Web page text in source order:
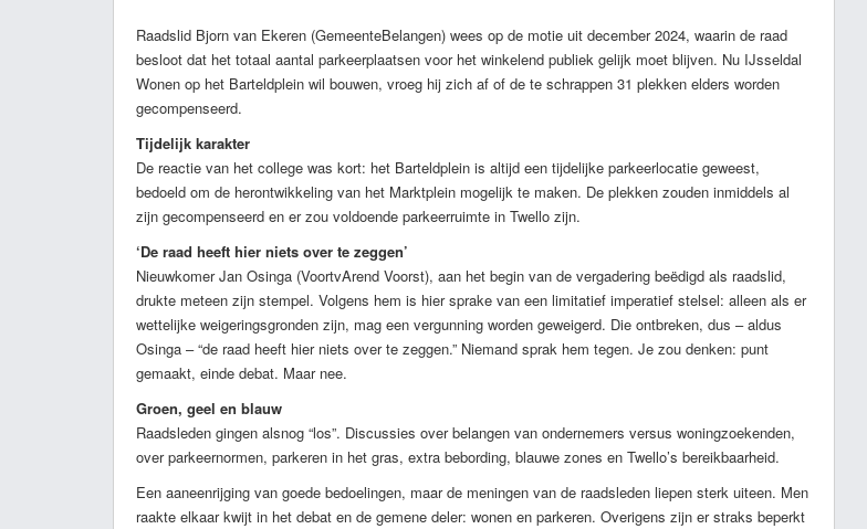
Raadslid Bjorn van Ekeren (GemeenteBelangen) wees op de motie uit december 2024, waarin de raad
besloot dat het totaal aantal parkeerplaatsen voor het winkelend publiek gelijk moet blijven. Nu IJsseldal
Wonen op het Barteldplein wil bouwen, vroeg hij zich af of de te schrappen 31 plekken elders worden
gecompenseerd.
Tijdelijk karakter
De reactie van het college was kort: het Barteldplein is altijd een tijdelijke parkeerlocatie geweest,
bedoeld om de herontwikkeling van het Marktplein mogelijk te maken. De plekken zouden inmiddels al
zijn gecompenseerd en er zou voldoende parkeerruimte in Twello zijn.
‘De raad heeft hier niets over te zeggen’
Nieuwkomer Jan Osinga (VoortvArend Voorst), aan het begin van de vergadering beëdigd als raadslid,
drukte meteen zijn stempel. Volgens hem is hier sprake van een limitatief imperatief stelsel: alleen als er
wettelijke weigeringsgronden zijn, mag een vergunning worden geweigerd. Die ontbreken, dus – aldus
Osinga – “de raad heeft hier niets over te zeggen.” Niemand sprak hem tegen. Je zou denken: punt
gemaakt, einde debat. Maar nee.
Groen, geel en blauw
Raadsleden gingen alsnog “los”. Discussies over belangen van ondernemers versus woningzoekenden,
over parkeernormen, parkeren in het gras, extra bebording, blauwe zones en Twello’s bereikbaarheid.
Een aaneenrijging van goede bedoelingen, maar de meningen van de raadsleden liepen sterk uiteen. Men
raakte elkaar kwijt in het debat en de gemene deler: wonen en parkeren. Overigens zijn er straks beperkt